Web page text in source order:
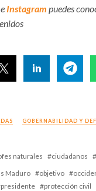
e Instagram puedes
GOBERNABILIDAD Y
naturales ciudadanos
Maduro objetivo
presidente protección civil